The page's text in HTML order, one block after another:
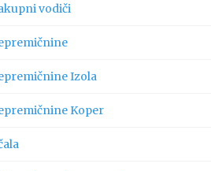
vodiči
Izola
Koper